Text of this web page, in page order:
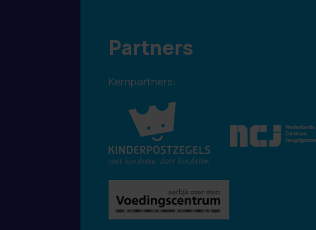
Partners
Kernpartners: